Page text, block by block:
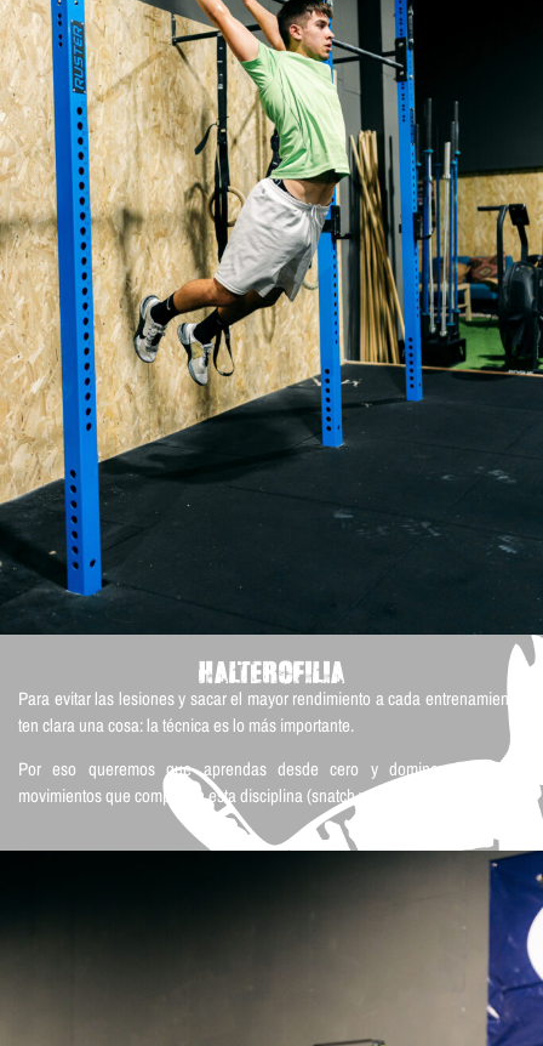
HALTEROFILIA
Para evitar las lesiones y sacar el mayor rendimiento a cada entrenamiento,
ten clara una cosa: la técnica es lo más importante.
Por eso queremos que aprendas desde cero y domines todos los
movimientos que componen esta disciplina (snatch y clean&jerk).